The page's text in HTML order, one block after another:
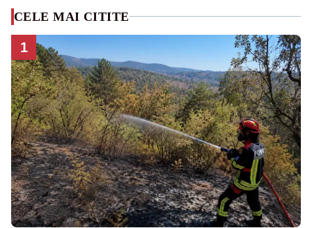
CELE MAI CITITE
1